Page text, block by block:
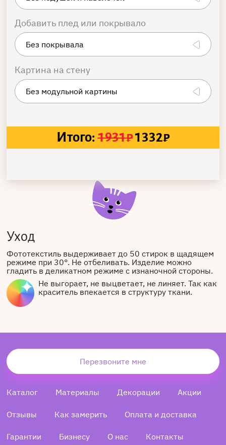
Добавить плед или покрывало
Картина на стену
Итого: 1931₽1332₽
Уход
Фототекстиль выдерживает до 50 стирок в щадящем
режиме при 30°. Не отбеливать. Изделие можно
гладить в деликатном режиме с изнаночной стороны.
Не выгорает, не выцветает, не линяет. Так как
краситель впекается в структуру ткани.
Перезвоните мне
Каталог Материалы Декорации Акции
Отзывы Как замерить Оплата и доставка
Гарантии Бизнесу О нас Контакты